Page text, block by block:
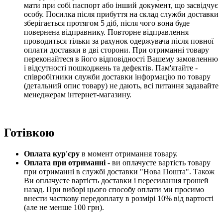
мати при собі паспорт або інший документ, що засвідчує
особу. Посилка після прибуття на склад служби доставки
зберігається протягом 5 діб, після чого вона буде
повернена відправнику. Повторне відправлення
проводиться тільки за рахунок одержувача після повної
оплати доставки в дві сторони. При отриманні товару
переконайтеся в його відповідності Вашему замовленню
і відсутності пошкоджень та дефектів. Пам'ятайте -
співробітники служби доставки інформацію по товару
(детальний опис товару) не дають, всі питання задавайте
менеджерам інтернет-магазину.
Готівкою
Оплата кур'єру в момент отримання товару.
Оплата при отриманні - ви оплачуєте вартість товару
при отриманні в службі доставки "Нова Пошта". Також
Ви оплачуєте вартість доставки і пересилання грошей
назад. При виборі цього способу оплати ми просимо
внести часткову передоплату в розмірі 10% від вартості
(але не менше 100 грн).